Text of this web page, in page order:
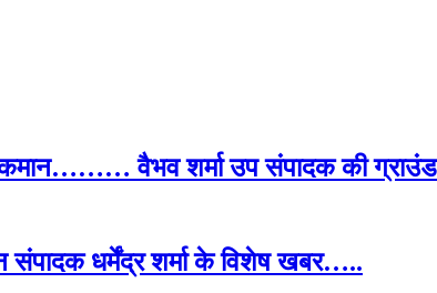
वैभव शर्मा उप संपादक की ग्राउंड
संपादक धर्मेंद्र शर्मा के विशेष खबर…..